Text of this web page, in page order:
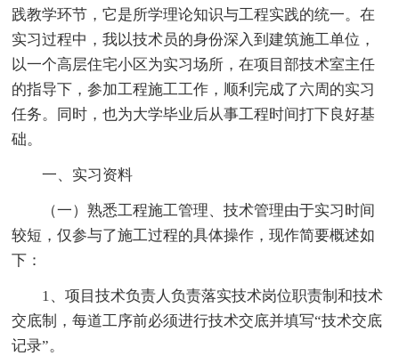
践教学环节，它是所学理论知识与工程实践的统一。在
实习过程中，我以技术员的身份深入到建筑施工单位，
以一个高层住宅小区为实习场所，在项目部技术室主任
的指导下，参加工程施工工作，顺利完成了六周的实习
任务。同时，也为大学毕业后从事工程时间打下良好基
础。
一、实习资料
（一）熟悉工程施工管理、技术管理由于实习时间
较短，仅参与了施工过程的具体操作，现作简要概述如
下：
1、项目技术负责人负责落实技术岗位职责制和技术
交底制，每道工序前必须进行技术交底并填写“技术交底
记录”。